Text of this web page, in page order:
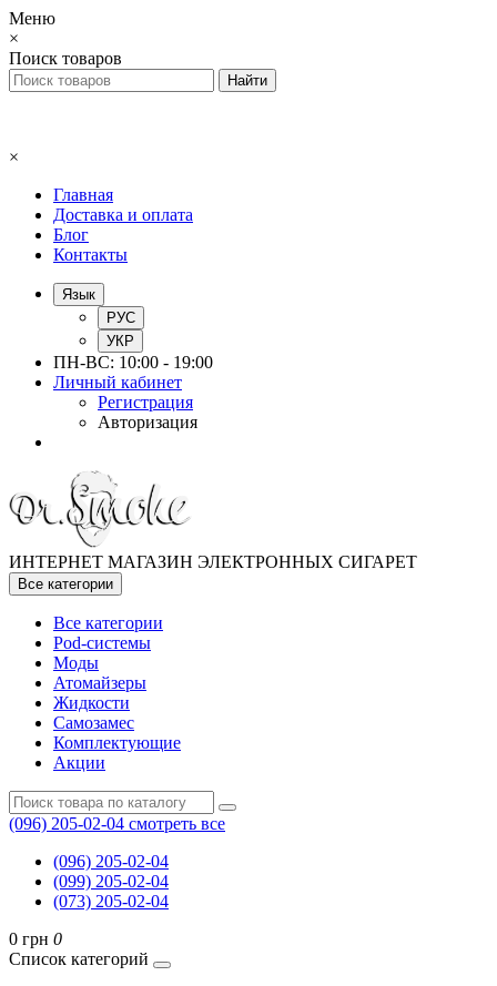
Меню
×
Поиск товаров
×
Главная
Доставка и оплата
Блог
Контакты
Язык
РУС
УКР
ПН-ВС: 10:00 - 19:00
Личный кабинет
Регистрация
Авторизация
ИНТЕРНЕТ МАГАЗИН ЭЛЕКТРОННЫХ СИГАРЕТ
Все категории
Все категории
Pod-системы
Моды
Атомайзеры
Жидкости
Самозамес
Комплектующие
Акции
(096) 205-02-04 смотреть все
(096) 205-02-04
(099) 205-02-04
(073) 205-02-04
0 грн 0
Список категорий